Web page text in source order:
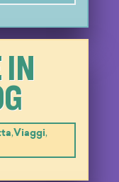
IN
,Viaggi,